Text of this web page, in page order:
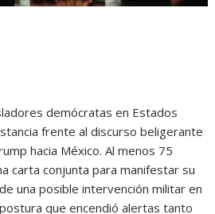
demócratas en Estados
frente al discurso beligerante
hacia México. Al menos 75
carta conjunta para manifestar su
una posible intervención militar en
que encendió alertas tanto